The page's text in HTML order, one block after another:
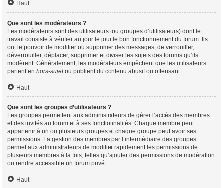
Haut
Que sont les modérateurs ?
Les modérateurs sont des utilisateurs (ou groupes d’utilisateurs) dont le
travail consiste à vérifier au jour le jour le bon fonctionnement du forum. Ils
ont le pouvoir de modifier ou supprimer des messages, de verrouiller,
déverrouiller, déplacer, supprimer et diviser les sujets des forums qu’ils
modèrent. Généralement, les modérateurs empêchent que les utilisateurs
partent en hors-sujetou publient du contenu abusif ou offensant.
Haut
Que sont les groupes d’utilisateurs ?
Les groupes permettent aux administrateurs de gérer l’accès des membres
et des invités au forum et à ses fonctionnalités. Chaque membre peut
appartenir à un ou plusieurs groupes et chaque groupe peut avoir ses
permissions. La gestion des membres par l’intermédiaire des groupes
permet aux administrateurs de modifier rapidement les permissions de
plusieurs membres à la fois, telles qu’ajouter des permissions de modération
ou rendre accessible un forum privé.
Haut